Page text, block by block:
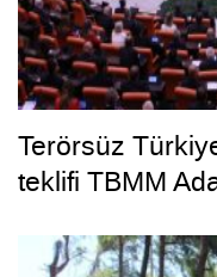
Terörsüz
teklifi TBMM